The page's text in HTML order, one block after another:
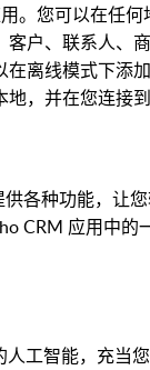
。您可以在任
户、联系人、
在离线模式下添
地，并在您连接
供各种功能，让
CRM 应用中的
人工智能，充当